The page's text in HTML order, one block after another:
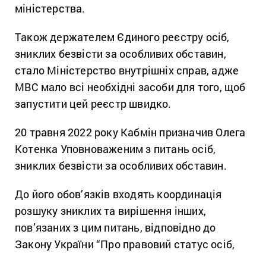
міністерства.
Також держателем Єдиного реєстру осіб,
зниклих безвісти за особливих обставин,
стало Міністерство внутрішніх справ, адже
МВС мало всі необхідні засоби для того, щоб
запустити цей реєстр швидко.
20 травня 2022 року Кабмін призначив Олега
Котенка Уповноваженим з питань осіб,
зниклих безвісти за особливих обставин.
До його обов’язків входять координація
розшуку зниклих та вирішення інших,
пов’язаних з цим питань, відповідно до
Закону України “Про правовий статус осіб,